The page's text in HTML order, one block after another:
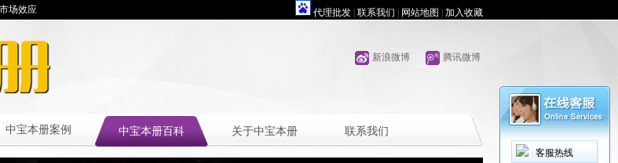
客服热线
代理批发 联系我们 网站地图 加入收藏
场效应
腾讯微博
新浪微博
中宝本册案例 中宝本册百科 关于中宝本册 联系我们